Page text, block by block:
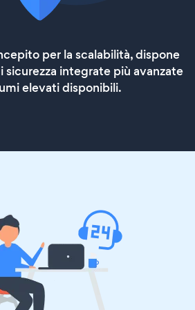
per la scalabilità, dispone
sicurezza integrate più avanzate
elevati disponibili.